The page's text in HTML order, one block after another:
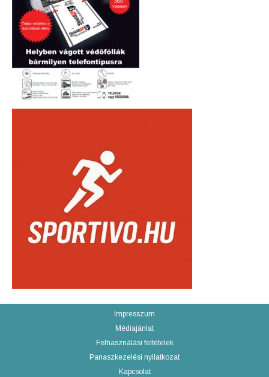
Impresszum
Médiajánlat
Felhasználási feltételek
Panaszkezelési nyilatkozat
Kapcsolat